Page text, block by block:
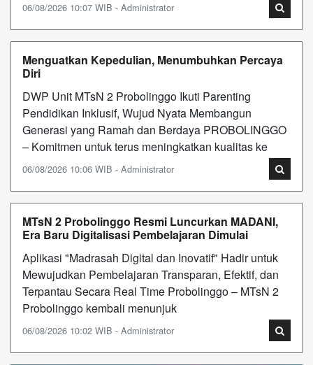
06/08/2026 10:07 WIB - Administrator
Menguatkan Kepedulian, Menumbuhkan Percaya
Diri
DWP Unit MTsN 2 Probolinggo Ikuti Parenting
Pendidikan Inklusif, Wujud Nyata Membangun
Generasi yang Ramah dan Berdaya PROBOLINGGO
– Komitmen untuk terus meningkatkan kualitas ke
06/08/2026 10:06 WIB - Administrator
MTsN 2 Probolinggo Resmi Luncurkan MADANI,
Era Baru Digitalisasi Pembelajaran Dimulai
Aplikasi "Madrasah Digital dan Inovatif" Hadir untuk
Mewujudkan Pembelajaran Transparan, Efektif, dan
Terpantau Secara Real Time Probolinggo – MTsN 2
Probolinggo kembali menunjuk
06/08/2026 10:02 WIB - Administrator